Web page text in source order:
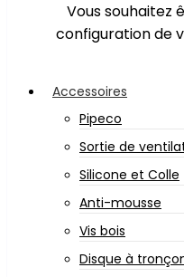
Vous souhaitez
configuration de
Accessoires
Pipeco
Sortie de
Silicone et Colle
Anti-mousse
Vis bois
Disque à